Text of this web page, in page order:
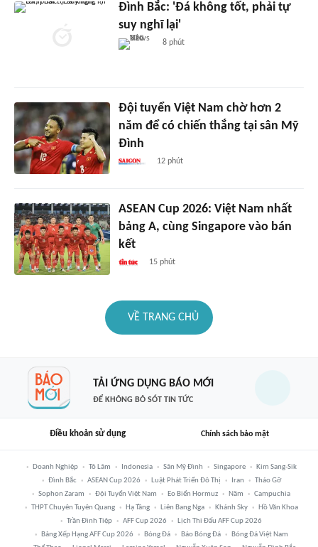
Đình Bắc: 'Đá không tốt, phải tự
suy nghĩ lại'
8 phút
Đội tuyển Việt Nam chờ hơn 2
năm để có chiến thắng tại sân Mỹ
Đình
12 phút
ASEAN Cup 2026: Việt Nam nhất
bảng A, cùng Singapore vào bán
kết
15 phút
VỀ TRANG CHỦ
TẢI ỨNG DỤNG BÁO MỚI
ĐỂ KHÔNG BỎ SÓT TIN TỨC
Điều khoản sử dụng Chính sách bảo mật
Doanh Nghiệp Tô Lâm Indonesia Sân Mỹ Đình Singapore
Kim Sang-Sik
Đình Bắc
ASEAN Cup 2026 Luật Phát Triển Đô Thị Iran
Tháo Gỡ
Sophon Zaram
Đội Tuyển Việt Nam Eo Biển Hormuz Năm
Campuchia
THPT Chuyên Tuyên Quang
Hạ Tầng Liên Bang Nga Khánh Sky
Hồ Văn Khoa
Trần Đình Tiệp
AFF Cup 2026
Lịch Thi Đấu AFF Cup 2026
Bảng Xếp Hạng AFF Cup 2026
Bóng Đá Báo Bóng Đá
Bóng Đá Việt Nam